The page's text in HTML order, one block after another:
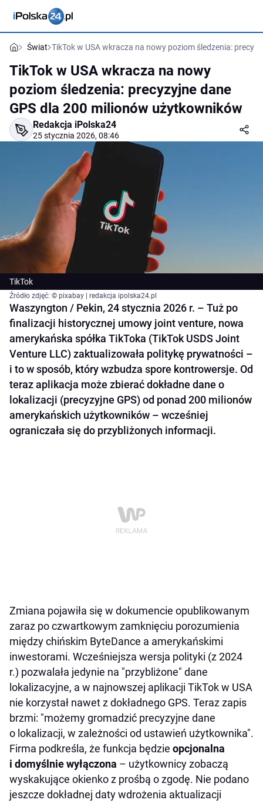
Świat TikTok w USA wkracza na nowy poziom śledzenia:
TikTok w USA wkracza na nowy
poziom śledzenia: precyzyjne dane
GPS dla 200 milionów użytkowników
Redakcja iPolska24
25 stycznia 2026, 08:46
TikTok
Źródło zdjęć: © pixabay | redakcja ipolska24.pl
Waszyngton / Pekin, 24 stycznia 2026 r. – Tuż po
finalizacji historycznej umowy joint venture, nowa
amerykańska spółka TikToka (TikTok USDS Joint
Venture LLC) zaktualizowała politykę prywatności –
i to w sposób, który wzbudza spore kontrowersje. Od
teraz aplikacja może zbierać dokładne dane o
lokalizacji (precyzyjne GPS) od ponad 200 milionów
amerykańskich użytkowników – wcześniej
ograniczała się do przybliżonych informacji.
Zmiana pojawiła się w dokumencie opublikowanym
zaraz po czwartkowym zamknięciu porozumienia
między chińskim ByteDance a amerykańskimi
inwestorami. Wcześniejsza wersja polityki (z 2024
r.) pozwalała jedynie na "przybliżone" dane
lokalizacyjne, a w najnowszej aplikacji TikTok w USA
nie korzystał nawet z dokładnego GPS. Teraz zapis
brzmi: "możemy gromadzić precyzyjne dane
o lokalizacji, w zależności od ustawień użytkownika".
Firma podkreśla, że funkcja będzie opcjonalna
i domyślnie wyłączona – użytkownicy zobaczą
wyskakujące okienko z prośbą o zgodę. Nie podano
jeszcze dokładnej daty wdrożenia aktualizacji